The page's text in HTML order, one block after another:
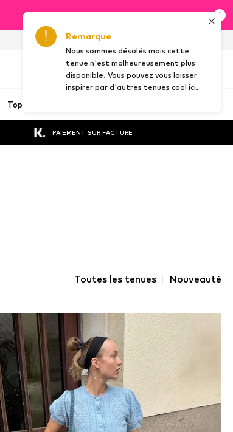
Top 100
PAIEMENT SUR FACTURE
Toutes les tenues Nouveauté
Remarque
Nous sommes désolés mais cette
tenue n'est malheureusement plus
disponible. Vous pouvez vous laisser
inspirer par d'autres tenues cool ici.